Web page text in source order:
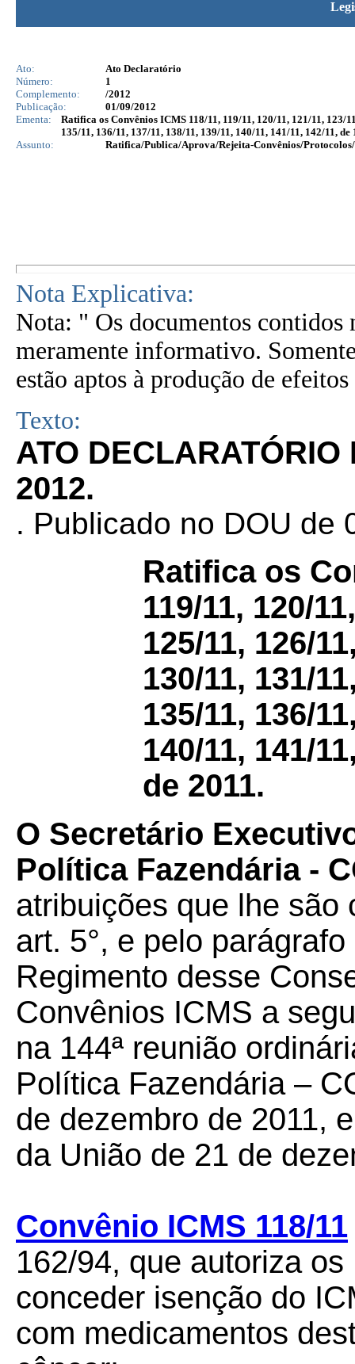
Ato:
Ato Declaratório
Número:
1
Complemento:
/2012
Publicação:
01/09/2012
Ementa:
Ratifica os Convênios ICMS 118/11, 119/11, 120/11, 121/11, 123/
135/11, 136/11, 137/11, 138/11, 139/11, 140/11, 141/11, 142/11, de
Assunto:
Ratifica/Publica/Aprova/Rejeita-Convênios/
Nota Explicativa:
Nota: " Os documentos contidos
meramente informativo.
estão aptos à produção de
Texto:
ATO DECLARATÓRIO
2012.
. Publicado no DOU de
Ratifica os
119/11, 120/
125/11, 126/
130/11, 131/
135/11, 136/
140/11, 141/
de 2011.
O Secretário
Política Fazendária -
atribuições que lhe são
art. 5°, e pelo
Regimento desse
Convênios ICMS a
na 144ª reunião
Política Fazendária –
de dezembro de 2011,
da União de 21 de
Convênio ICMS 118/11
162/94, que autoriza
conceder isenção do
com medicamentos